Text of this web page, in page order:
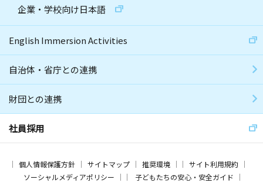
企業・学校向け日本語
English Immersion Activities
自治体・省庁との連携
財団との連携
社員採用
個人情報保護方針 サイトマップ 推奨環境
サイト利用規約
ソーシャルメディアポリシー
子どもたちの安心・安全ガイド